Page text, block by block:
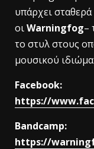
υπάρχει
οιWarningfog–
το στυλ στους
μουσικού
Facebook:
https://
Bandcamp:
https://